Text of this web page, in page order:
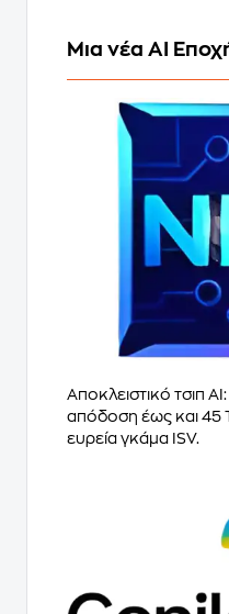
Μια νέα AI
Αποκλειστικό τσιπ
απόδοση έως και 45
ευρεία γκάμα ISV.